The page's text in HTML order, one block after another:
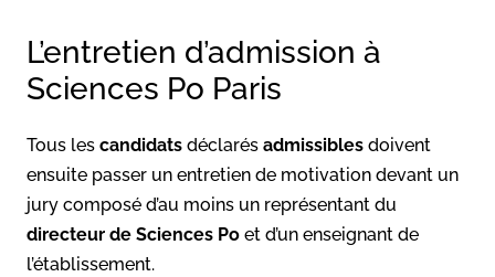
L’entretien d’admission à
Sciences Po Paris
Tous les candidats déclarés admissibles doivent
ensuite passer un entretien de motivation devant un
jury composé d’au moins un représentant du
directeur de Sciences Po et d’un enseignant de
l’établissement.